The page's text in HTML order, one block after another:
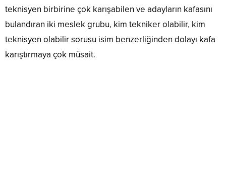
teknisyen birbirine çok karışabilen ve adayların kafasını
bulandıran iki meslek grubu, kim tekniker olabilir, kim
teknisyen olabilir sorusu isim benzerliğinden dolayı kafa
karıştırmaya çok müsait.